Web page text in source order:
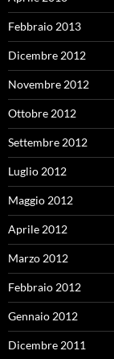
Febbraio 2013
Dicembre 2012
Novembre 2012
Ottobre 2012
Settembre 2012
Luglio 2012
Maggio 2012
Aprile 2012
Marzo 2012
Febbraio 2012
Gennaio 2012
Dicembre 2011